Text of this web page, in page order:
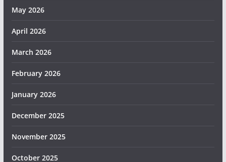
May 2026
April 2026
March 2026
February 2026
January 2026
December 2025
November 2025
October 2025